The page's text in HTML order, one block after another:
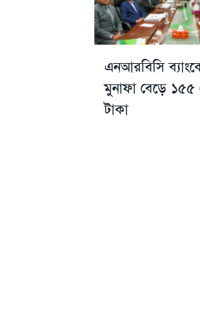
এনআরবিসি
মুনাফা বেড়ে ১৫৫
টাকা